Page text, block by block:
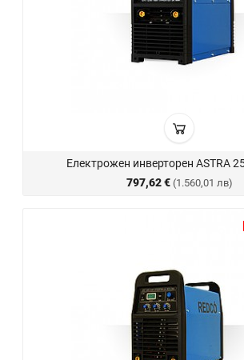
Електрожен инверторен ASTRA
797,62 € (1.560,01 лв)